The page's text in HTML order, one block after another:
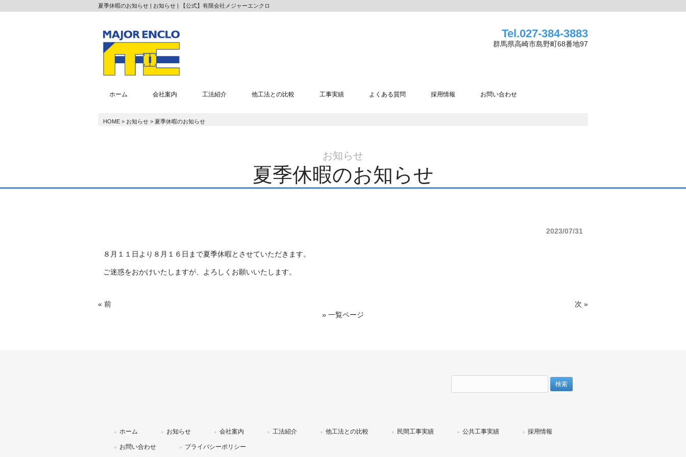
夏季休暇のお知らせ | お知らせ | 【公式】有限会社メジャーエンクロ
Tel.027-384-3883
群馬県高崎市島野町68番地97
ホーム 会社案内 工法紹介 他工法との比較 工事実績 よくある質問 採用情報 お問い合わせ
HOME > お知らせ > 夏季休暇のお知らせ
お知らせ
夏季休暇のお知らせ
2023/07/31
８月１１日より８月１６日まで夏季休暇とさせていただきます。
ご迷惑をおかけいたしますが、よろしくお願いいたします。
« 前
次 »
» 一覧ページ
索:
ホーム お知らせ 会社案内 工法紹介 他工法との比較 民間工事実績 公共工事実績 採用情報
お問い合わせ プライバシーポリシー